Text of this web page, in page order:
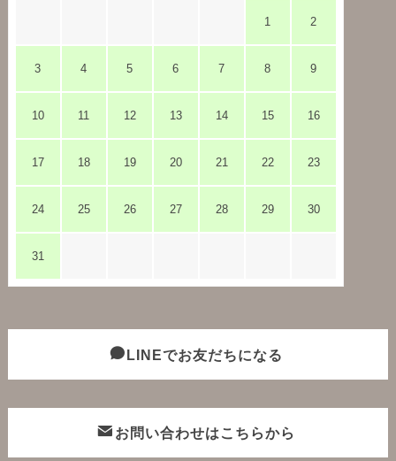
1 2
3 4 5 6 7 8 9
10 11 12 13 14 15 16
17 18 19 20 21 22 23
24 25 26 27 28 29 30
31
LINEでお友だちになる
お問い合わせはこちらから